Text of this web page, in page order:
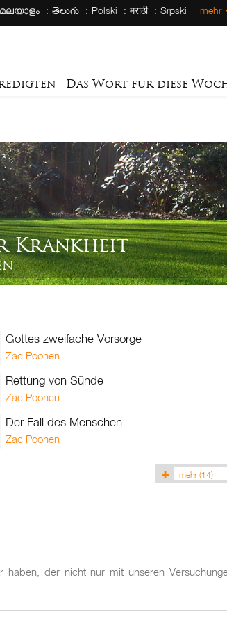
മലയാളം తెలుగు Polski मराठी Srpski mehr
Das Wort für diese
Krankheit
Gottes zweifache Vorsorge
Zac Poonen
Rettung von Sünde
Zac Poonen
Der Fall des Menschen
Zac Poonen
mehr (14)
der nicht nur mit unseren